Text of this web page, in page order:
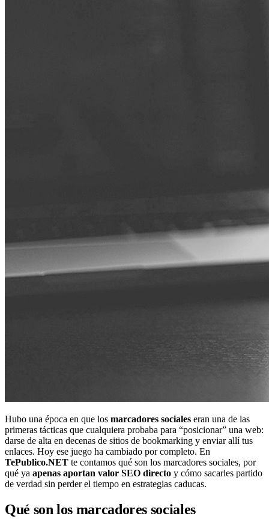
Hubo una época en que los marcadores sociales eran una de las
primeras tácticas que cualquiera probaba para “posicionar” una web:
darse de alta en decenas de sitios de bookmarking y enviar allí tus
enlaces. Hoy ese juego ha cambiado por completo. En
TePublico.NET te contamos qué son los marcadores sociales, por
qué ya apenas aportan valor SEO directo y cómo sacarles partido
de verdad sin perder el tiempo en estrategias caducas.
Qué son los marcadores sociales